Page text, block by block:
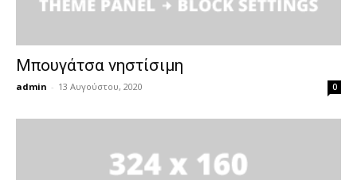
Μπουγάτσα νηστίσιμη
admin - 13 Αυγούστου, 2020 0